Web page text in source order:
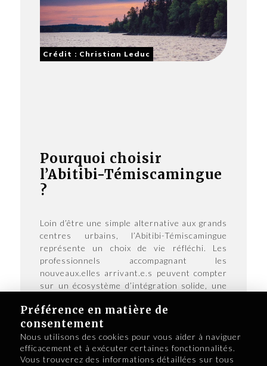
Préférence en matière de
consentement
Nous utilisons des cookies pour vous aider à naviguer
efficacement et à exécuter certaines fonctionnalités.
Vous trouverez des informations détaillées sur tous
Crédit : Christian Leduc
Pourquoi choisir
l’Abitibi-Témiscamingue
?
Loin d’être une simple alternative aux grands
centres urbains, l’Abitibi-Témiscamingue
représente un choix de vie réfléchi. Les
professionnels accompagnant les
nouveaux.elles arrivant.e.s peuvent compter
sur un écosystème d’intégration solide, une
attractif pour aider leur clientèle à s’y établir
durablement. La région accueille à bras
ouverts celles et ceux qui souhaitent s’y
enraciner.